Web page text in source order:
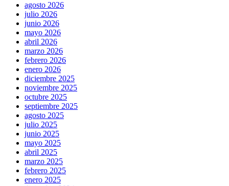
agosto 2026
julio 2026
junio 2026
mayo 2026
abril 2026
marzo 2026
febrero 2026
enero 2026
diciembre 2025
noviembre 2025
octubre 2025
septiembre 2025
agosto 2025
julio 2025
junio 2025
mayo 2025
abril 2025
marzo 2025
febrero 2025
enero 2025